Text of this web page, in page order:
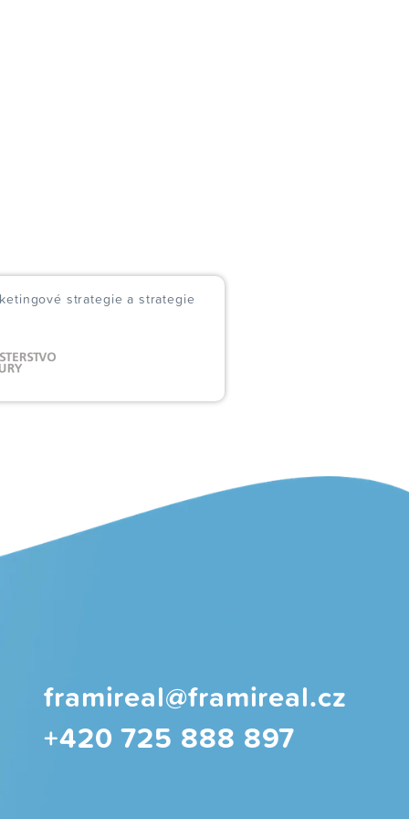
strategie a strategie
framireal@framireal.cz
+420 725 888 897